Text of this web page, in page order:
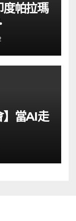
帕拉瑪
】當AI走